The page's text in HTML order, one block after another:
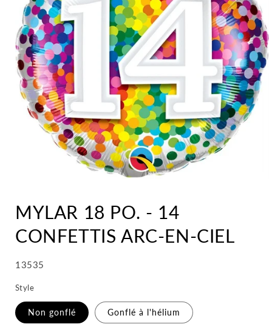
MYLAR 18 PO. - 14
CONFETTIS ARC-EN-CIEL
SKU:
13535
Style
Non gonflé Gonflé à l'hélium